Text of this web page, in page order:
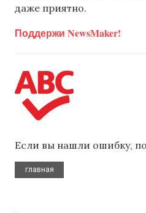
даже приятно.
Поддержи NewsMaker!
Если вы нашли ошибку,
главная